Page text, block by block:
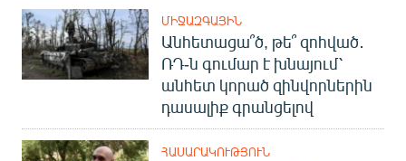
ՄԻՋԱԶԳԱՅԻՆ
Անհետացա՞ծ, թե՞ զոհված․
ՌԴ-ն գումար է խնայում՝
անհետ կորած զինվորներին
դասալիք գրանցելով
ՀԱՍԱՐԱԿՈՒԹՅՈՒՆ